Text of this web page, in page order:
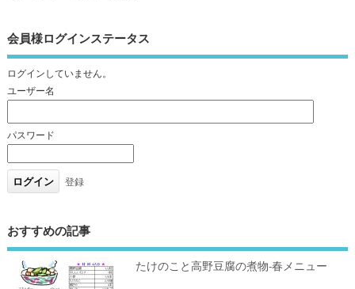
会員様ログインステータス
ログインしていません。
ユーザー名
パスワード
登録
おすすめの記事
たけのこと高野豆腐の煮物-春メニュー